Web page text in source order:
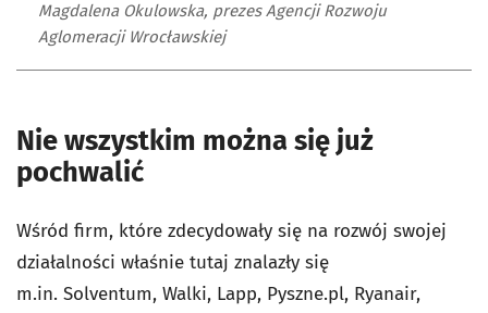
Magdalena Okulowska, prezes Agencji Rozwoju
Aglomeracji Wrocławskiej
Nie wszystkim można się już
pochwalić
Wśród firm, które zdecydowały się na rozwój swojej
działalności właśnie tutaj znalazły się
m.in. Solventum, Walki, Lapp, Pyszne.pl, Ryanair,